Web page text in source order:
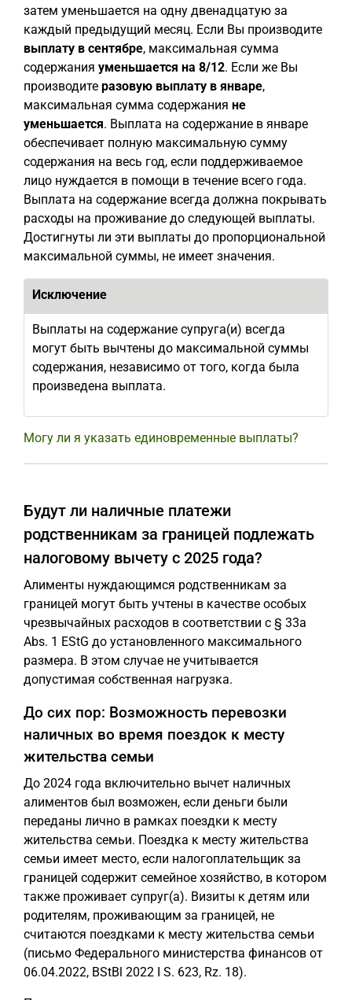
затем уменьшается на одну двенадцатую за
каждый предыдущий месяц. Если Вы производите
выплату в сентябре, максимальная сумма
содержания уменьшается на 8/12. Если же Вы
производите разовую выплату в январе,
максимальная сумма содержания не
уменьшается. Выплата на содержание в январе
обеспечивает полную максимальную сумму
содержания на весь год, если поддерживаемое
лицо нуждается в помощи в течение всего года.
Выплата на содержание всегда должна покрывать
расходы на проживание до следующей выплаты.
Достигнуты ли эти выплаты до пропорциональной
максимальной суммы, не имеет значения.
Исключение
Выплаты на содержание супруга(и) всегда
могут быть вычтены до максимальной суммы
содержания, независимо от того, когда была
произведена выплата.
Могу ли я указать единовременные выплаты?
Будут ли наличные платежи
родственникам за границей подлежать
налоговому вычету с 2025 года?
Алименты нуждающимся родственникам за
границей могут быть учтены в качестве особых
чрезвычайных расходов в соответствии с § 33a
Abs. 1 EStG до установленного максимального
размера. В этом случае не учитывается
допустимая собственная нагрузка.
До сих пор: Возможность перевозки
наличных во время поездок к месту
жительства семьи
До 2024 года включительно вычет наличных
алиментов был возможен, если деньги были
переданы лично в рамках поездки к месту
жительства семьи. Поездка к месту жительства
семьи имеет место, если налогоплательщик за
границей содержит семейное хозяйство, в котором
также проживает супруг(а). Визиты к детям или
родителям, проживающим за границей, не
считаются поездками к месту жительства семьи
(письмо Федерального министерства финансов от
06.04.2022, BStBl 2022 I S. 623, Rz. 18).